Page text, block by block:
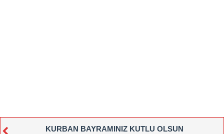
KURBAN BAYRAMINIZ KUTLU OLSUN